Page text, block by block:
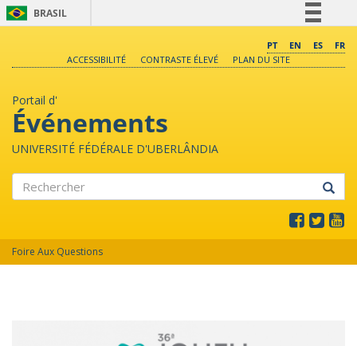
BRASIL
Comunica BR
PT EN ES
FR
ACCESSIBILITÉ
CONTRASTE ÉLEVÉ PLAN DU SITE
Portail d'
Événements
UNIVERSITÉ FÉDÉRALE D'UBERLÂNDIA
Foire Aux Questions